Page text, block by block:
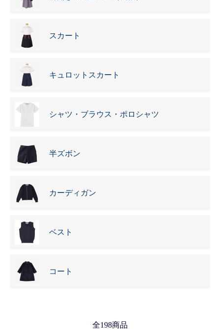
スカート
キュロットスカート
シャツ・ブラウス・ポロシャツ
半ズボン
カーディガン
ベスト
コート
全198商品